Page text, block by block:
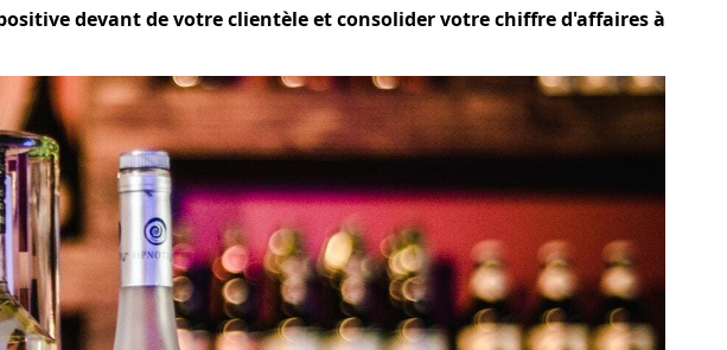
devant de votre clientèle et consolider votre chiffre d'affaires à